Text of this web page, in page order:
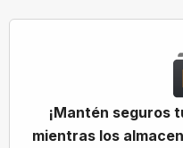
¡Mantén seguros
mientras los